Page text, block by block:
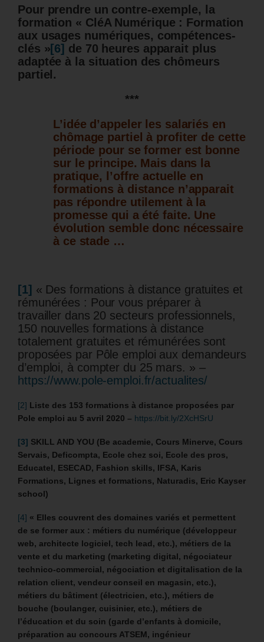
Pour prendre un contre-exemple, la
formation « CléA Numérique : Formation
aux usages numériques, compétences-
clés »[6] de 70 heures apparait plus
adaptée à la situation des chômeurs
partiel.
***
L’idée d’appeler les salariés en
chômage partiel à profiter de cette
période pour se former est bonne
sur le principe. Mais dans la
pratique, l’offre actuelle en
formations à distance n’apparait
pas répondre utilement à la
promesse qui a été faite. Une
évolution semble donc nécessaire
à ce stade …
[1] « Des formations à distance gratuites et
rémunérées : Pour vous préparer à
travailler dans 20 secteurs professionnels,
150 nouvelles formations à distance
totalement gratuites et rémunérées sont
proposées par Pôle emploi aux demandeurs
d’emploi, à compter du 25 mars. » –
https://www.pole-emploi.fr/actualites/
[2] Liste des 153 formations à distance proposées par
Pole emploi au 5 avril 2020 – https://bit.ly/2XcHSrU
[3] SKILL AND YOU (Be academie, Cours Minerve, Cours
Servais, Deficompta, Ecole chez soi, Ecole des pros,
Educatel, ESECAD, Fashion skills, IFSA, Karis
Formations, Lignes et formations, Naturadis, Eric Kayser
school)
[4] « Elles couvrent des domaines variés et permettent
de se former aux : métiers du numérique (développeur
web, architecte logiciel, tech lead, etc.), métiers de la
vente et du marketing (marketing digital, négociateur
technico-commercial, négociation et digitalisation de la
relation client, vendeur conseil en magasin, etc.),
métiers du bâtiment (électricien, etc.), métiers de
bouche (boulanger, cuisinier, etc.), métiers de
l’éducation et du soin (garde d’enfants à domicile,
préparation au concours ATSEM, ingénieur